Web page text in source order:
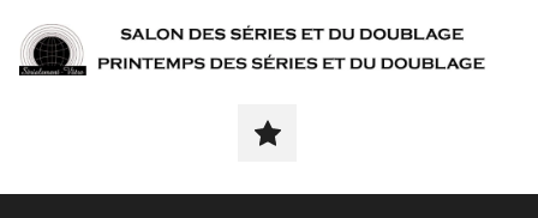
SÉRIALEMENT-